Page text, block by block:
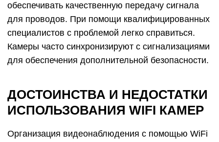
обеспечивать качественную передачу сигнала
для проводов. При помощи квалифицированных
специалистов с проблемой легко справиться.
Камеры часто синхронизируют с сигнализациями
для обеспечения дополнительной безопасности.
ДОСТОИНСТВА И НЕДОСТАТКИ
ИСПОЛЬЗОВАНИЯ WIFI КАМЕР
Организация видеонаблюдения с помощью WiFi